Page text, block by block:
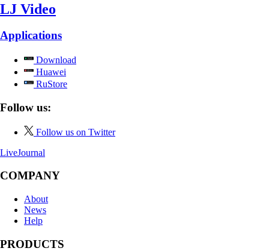
LJ Video
Applications
Download
Huawei
RuStore
Follow us:
Follow us on Twitter
LiveJournal
COMPANY
About
News
Help
PRODUCTS